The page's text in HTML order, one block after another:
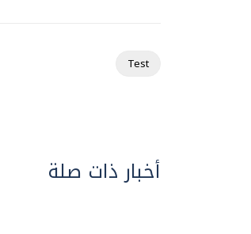
Test
أخبار ذات صلة
موجات الطقس الساخنة.. لماذا تحدث وكيف